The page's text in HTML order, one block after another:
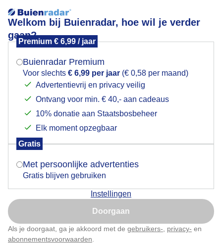
Welkom bij Buienradar, hoe wil je verder
gaan?
Premium € 6,99 / jaar
Buienradar Premium
Voor slechts € 6,99 per jaar (€ 0,58 per maand)
Advertentievrij en privacy veilig
Ontvang voor min. € 40,- aan cadeaus
10% donatie aan Staatsbosbeheer
Elk moment opzegbaar
Gratis
Met persoonlijke advertenties
Gratis blijven gebruiken
Instellingen
Doorgaan
Als je doorgaat, ga je akkoord met de gebruikers- privacy- en
abonnementsvoorwaarden
MOOIE WOLKEN DAG
Door: Els Bax Gemaakt: 10-06-2026, 32x bekeken
Mogen we je locatie gebruiken voor het
Indien je hier nog geen akkoord op hebt gegeven,
verschijnt er zo een pop-up uit je browser waarin
Is goed, toon de popup
Nu niet, misschien later
Klik hierom dit aan te passen